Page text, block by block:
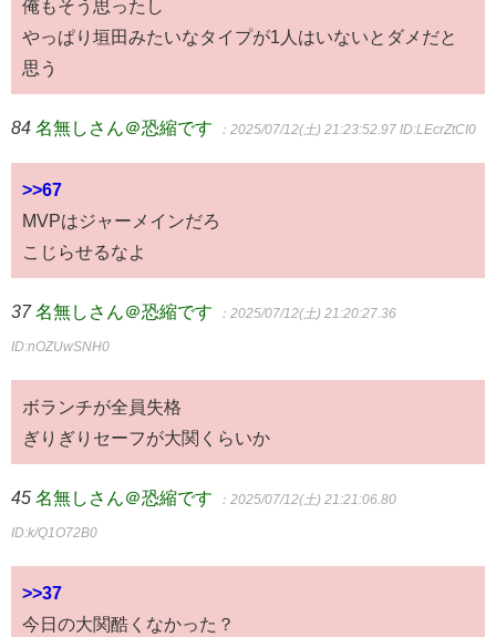
俺もそう思ったし
やっぱり垣田みたいなタイプが1人はいないとダメだと
思う
84 名無しさん＠恐縮です ：2025/07/12(土) 21:23:52.97 ID:LEcrZtCI0
>>67
MVPはジャーメインだろ
こじらせるなよ
37 名無しさん＠恐縮です ：2025/07/12(土) 21:20:27.36
ID:nOZUwSNH0
ボランチが全員失格
ぎりぎりセーフが大関くらいか
45 名無しさん＠恐縮です ：2025/07/12(土) 21:21:06.80
ID:k/Q1O72B0
>>37
今日の大関酷くなかった？